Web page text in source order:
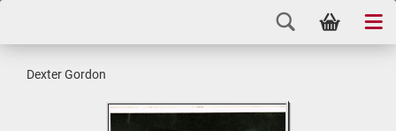
Dex­ter Gor­don